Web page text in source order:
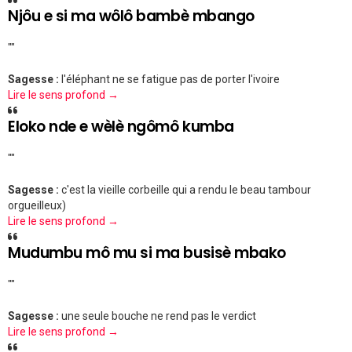
Njôu e si ma wôlô bambè mbango
""
Sagesse : l'éléphant ne se fatigue pas de porter l'ivoire
Lire le sens profond →
Eloko nde e wèlè ngômô kumba
""
Sagesse : c'est la vieille corbeille qui a rendu le beau tambour
orgueilleux)
Lire le sens profond →
Mudumbu mô mu si ma busisè mbako
""
Sagesse : une seule bouche ne rend pas le verdict
Lire le sens profond →